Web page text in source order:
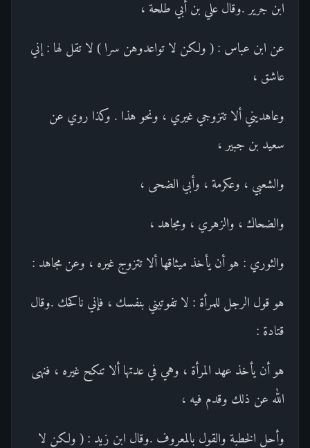
ابن جرير .وقال علي بن أبي طلحة ،
عن ابن عباس : ( ولكن لا تواعدوهن سرا ) لا تقل لها : إني
عاشق ،
وعاهديني ألا تتزوجي غيري ، ونحو هذا . وكذا روي عن
سعيد بن جبير ،
والشعبي ، وعكرمة ، وأبي الضحى ،
والضحاك ، والزهري ، ومجاهد ،
والثوري : هو أن يأخذ ميثاقها ألا تتزوج غيره ، وعن مجاهد :
هو قول الرجل للمرأة : لا تفوتيني بنفسك ، فإني ناكحك .وقال
قتادة :
هو أن يأخذ عهد المرأة ، وهي في عدتها ألا تنكح غيره ، فنهى
الله عن ذلك وقدم فيه ،
وأحل الخطبة والقول بالمعروف .وقال ابن زيد : ( ولكن لا